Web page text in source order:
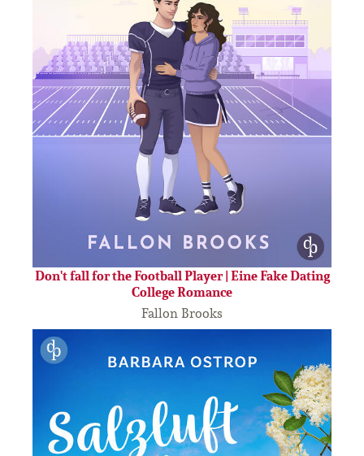
Don't fall for the Football Player | Eine Fake Dating
College Romance
Fallon Brooks